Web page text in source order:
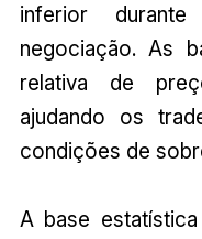
inferior
negociação. As
relativa de
ajudando os
condições de
A base